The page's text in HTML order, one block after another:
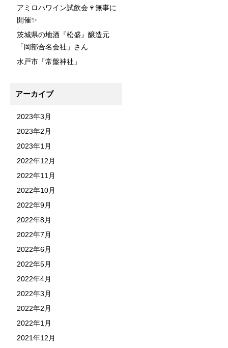
アミロハワイン試飲会🍷無事に
開催✨
茨城県の地酒『松盛』醸造元
「岡部合名会社」さん
水戸市「常盤神社」
アーカイブ
2023年3月
2023年2月
2023年1月
2022年12月
2022年11月
2022年10月
2022年9月
2022年8月
2022年7月
2022年6月
2022年5月
2022年4月
2022年3月
2022年2月
2022年1月
2021年12月